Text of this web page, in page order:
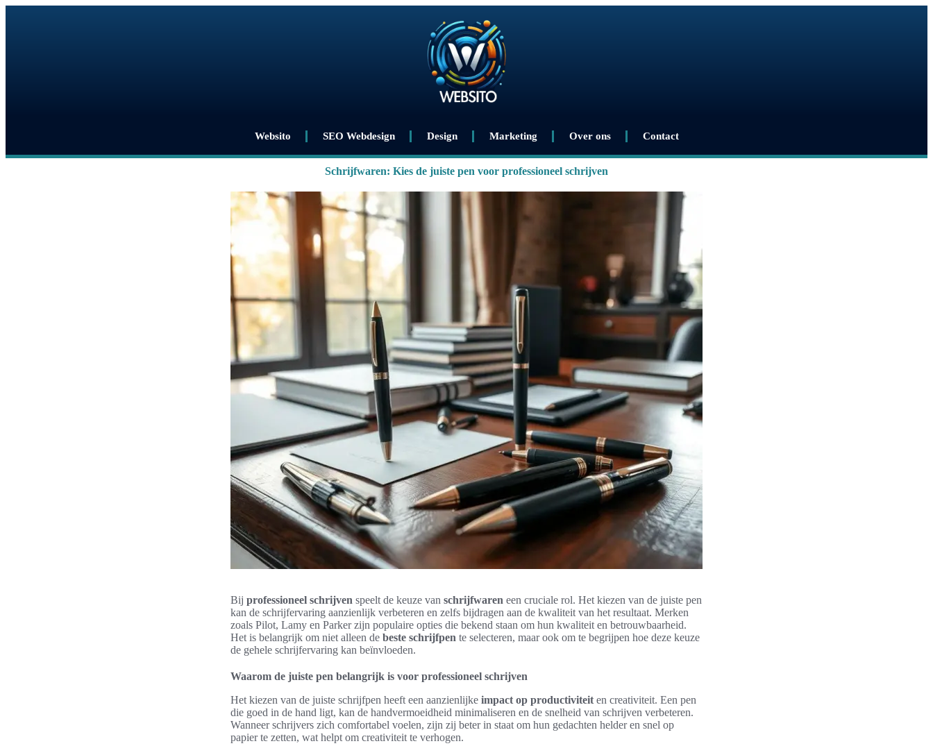
Websito SEO Webdesign Design Marketing Over ons Contact
Schrijfwaren: Kies de juiste pen voor professioneel schrijven
Bij professioneel schrijven speelt de keuze van schrijfwaren een cruciale rol. Het kiezen van de juiste pen
kan de schrijfervaring aanzienlijk verbeteren en zelfs bijdragen aan de kwaliteit van het resultaat. Merken
zoals Pilot, Lamy en Parker zijn populaire opties die bekend staan om hun kwaliteit en betrouwbaarheid.
Het is belangrijk om niet alleen de beste schrijfpen te selecteren, maar ook om te begrijpen hoe deze keuze
de gehele schrijfervaring kan beïnvloeden.
Waarom de juiste pen belangrijk is voor professioneel schrijven
Het kiezen van de juiste schrijfpen heeft een aanzienlijke impact op productiviteit en creativiteit. Een pen
die goed in de hand ligt, kan de handvermoeidheid minimaliseren en de snelheid van schrijven verbeteren.
Wanneer schrijvers zich comfortabel voelen, zijn zij beter in staat om hun gedachten helder en snel op
papier te zetten, wat helpt om creativiteit te verhogen.